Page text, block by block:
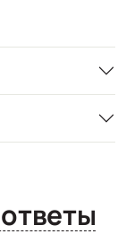
Вопросы и ответы